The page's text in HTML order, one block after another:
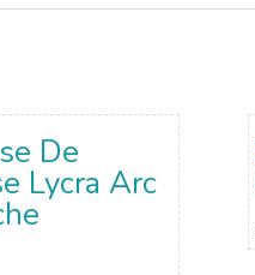
De
Lycra Arc